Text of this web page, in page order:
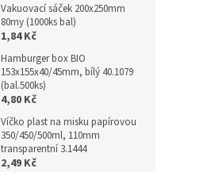
Vakuovací sáček 200x250mm
80my (1000ks bal)
1,84 Kč
Hamburger box BIO
153x155x40/45mm, bílý 40.1079
(bal.500ks)
4,80 Kč
Víčko plast na misku papírovou
350/450/500ml, 110mm
transparentní 3.1444
2,49 Kč